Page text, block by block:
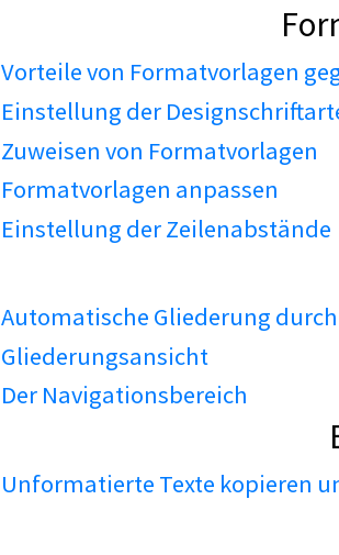
Vorteile von Formatvorlagen
Einstellung der
Zuweisen von Formatvorlagen
Formatvorlagen anpassen
Einstellung der Zeilenabstände
Automatische Gliederung
Gliederungsansicht
Der Navigationsbereich
Unformatierte Texte kopieren